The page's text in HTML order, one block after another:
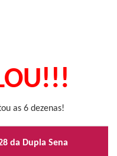
as 6 dezenas!
da Dupla Sena